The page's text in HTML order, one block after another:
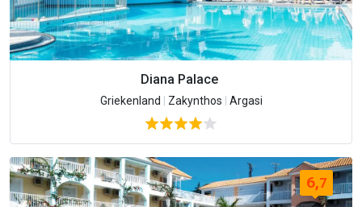
Diana Palace
Griekenland Zakynthos Argasi
6,7